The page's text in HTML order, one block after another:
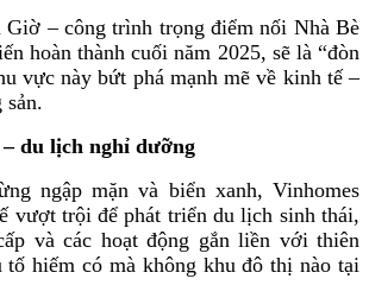
Giờ – công trình trọng điểm nối Nhà Bè
hoàn thành cuối năm 2025, sẽ là “đòn
vực này bứt phá mạnh mẽ về kinh tế –
sản.
du lịch nghỉ dưỡng
ngập mặn và biển xanh, Vinhomes
vượt trội để phát triển du lịch sinh thái,
và các hoạt động gắn liền với thiên
hiếm có mà không khu đô thị nào tại